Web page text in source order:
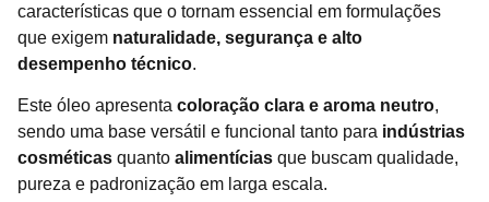
características que o tornam essencial em formulações
que exigem naturalidade, segurança e alto
desempenho técnico.
Este óleo apresenta coloração clara e aroma neutro,
sendo uma base versátil e funcional tanto para indústrias
cosméticas quanto alimentícias que buscam qualidade,
pureza e padronização em larga escala.